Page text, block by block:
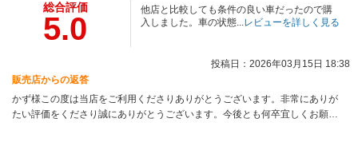
総合評価
5.0
他店と比較しても条件の良い車だったので購
入しました。車の状態...レビューを詳しく見る
投稿日：2026年03月15日 18:38
販売店からの返答
かず様この度は当店をご利用くださりありがとうございます。非常にありが
たい評価をくださり誠にありがとうございます。今後とも何卒宜しくお願い